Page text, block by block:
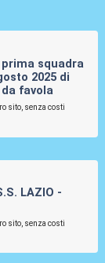
squadra
2025 di
favola
sito, senza costi
LAZIO -
sito, senza costi